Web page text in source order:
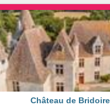
Château de Bridoire